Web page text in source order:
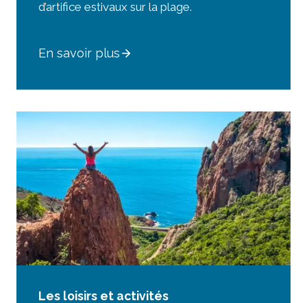
d’artifice estivaux sur la plage.
En savoir plus
Les loisirs et activités